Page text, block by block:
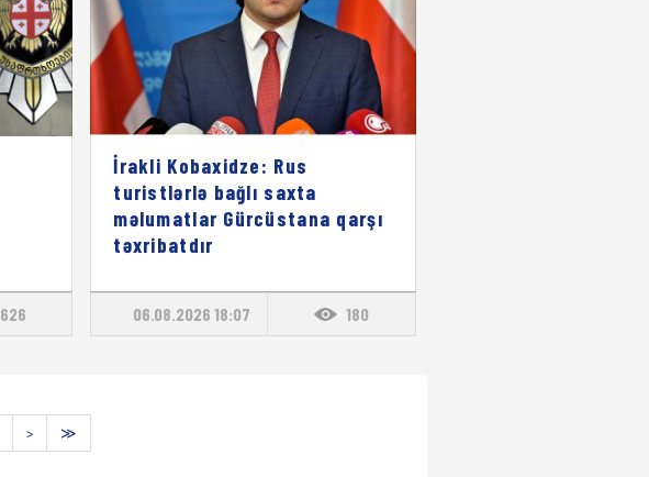
626
İrakli Kobaxidze: Rus
turistlərlə bağlı saxta
məlumatlar Gürcüstana qarşı
təxribatdır
06.08.2026 18:07 180
> ≫